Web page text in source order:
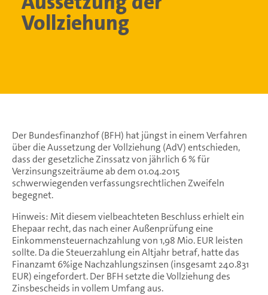
Vollziehung
Der Bundesfinanzhof (BFH) hat jüngst in einem Verfahren
über die Aussetzung der Vollziehung (AdV) entschieden,
dass der gesetzliche Zinssatz von jährlich 6 % für
Verzinsungszeiträume ab dem 01.04.2015
schwerwiegenden verfassungsrechtlichen Zweifeln
begegnet.
Hinweis: Mit diesem vielbeachteten Beschluss erhielt ein
Ehepaar recht, das nach einer Außenprüfung eine
Einkommensteuernachzahlung von 1,98 Mio. EUR leisten
sollte. Da die Steuerzahlung ein Altjahr betraf, hatte das
Finanzamt 6%ige Nachzahlungszinsen (insgesamt 240.831
EUR) eingefordert. Der BFH setzte die Vollziehung des
Zinsbescheids in vollem Umfang aus.